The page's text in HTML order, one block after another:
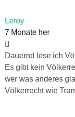
Leroy
7 Monate her
Dauernd lese ich
Es gibt kein
wer was anderes
Völkerrecht wie